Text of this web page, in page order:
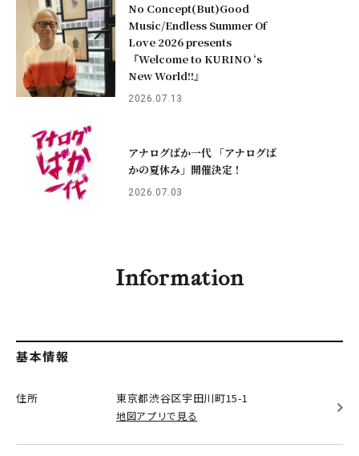
No Concept(But)Good
Music/Endless Summer Of
Love 2026 presents
『Welcome to KURINO ‘s
New World!!』
2026.07.13
アナログばか一代 「アナログば
かの夏休み」開催決定！
2026.07.03
Information
基本情報
住所 東京都渋谷区宇田川町15-1
地図アプリで見る